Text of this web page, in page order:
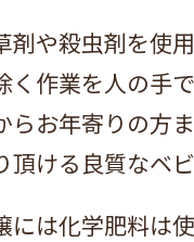
剤や殺虫剤を使
く作業を人の手
らお年寄りの方
頂ける良質なベ
には化学肥料は